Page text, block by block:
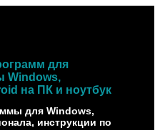
для
Windows,
на ПК и ноутбук
для Windows,
инструкции по